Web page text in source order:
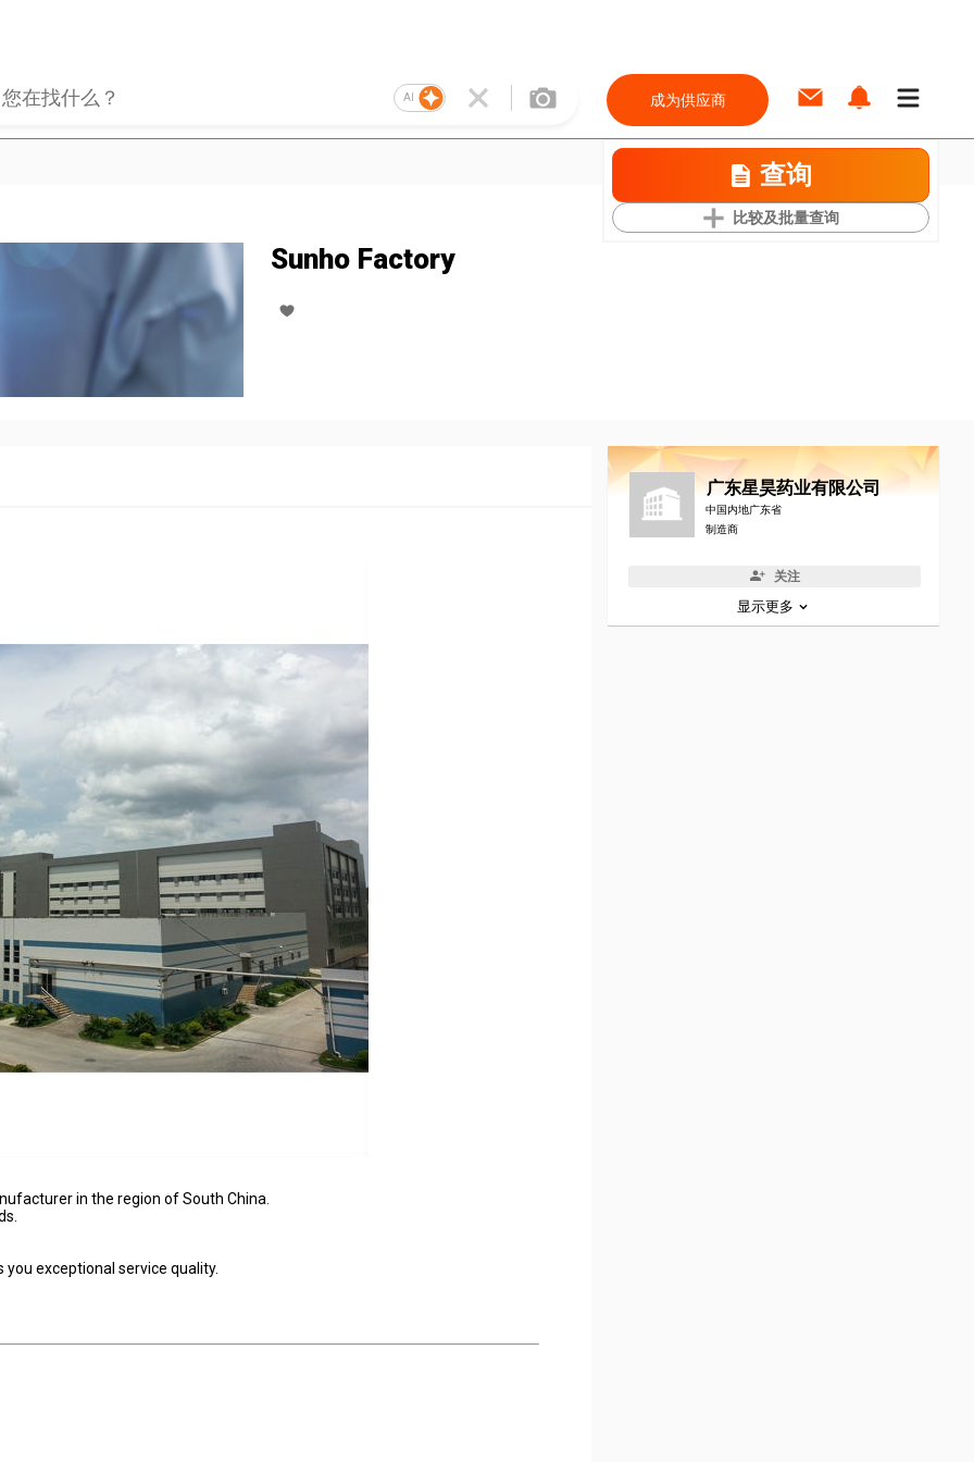
AI 成为供应商
查询
比较及批量查询
Sunho Factory
in the region of South China.
exceptional service quality.
广东星昊药业有限公司
中国内地广东省
制造商
关注
显示更多